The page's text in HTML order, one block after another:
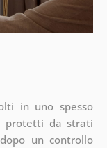
in uno spesso
protetti da strati
un controllo